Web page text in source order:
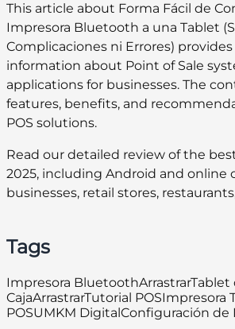
This article about Forma Fácil de
Impresora Bluetooth a una Tablet
Complicaciones ni Errores)
information about Point of Sale
applications for businesses. The
features, benefits, and
POS solutions.
Read our detailed review of the
2025, including Android and online
businesses, retail stores,
Tags
Impresora BluetoothArrastrarTablet
CajaArrastrarTutorial POSImpresora
POSUMKM Digital Configuración de